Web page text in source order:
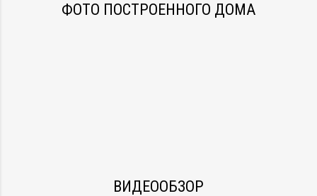
ФОТО ПОСТРОЕННОГО ДОМА
ВИДЕООБЗОР